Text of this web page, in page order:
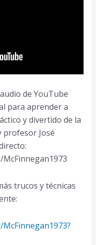
de YouTube
para aprender a
y divertido de la
profesor José
trucos y técnicas